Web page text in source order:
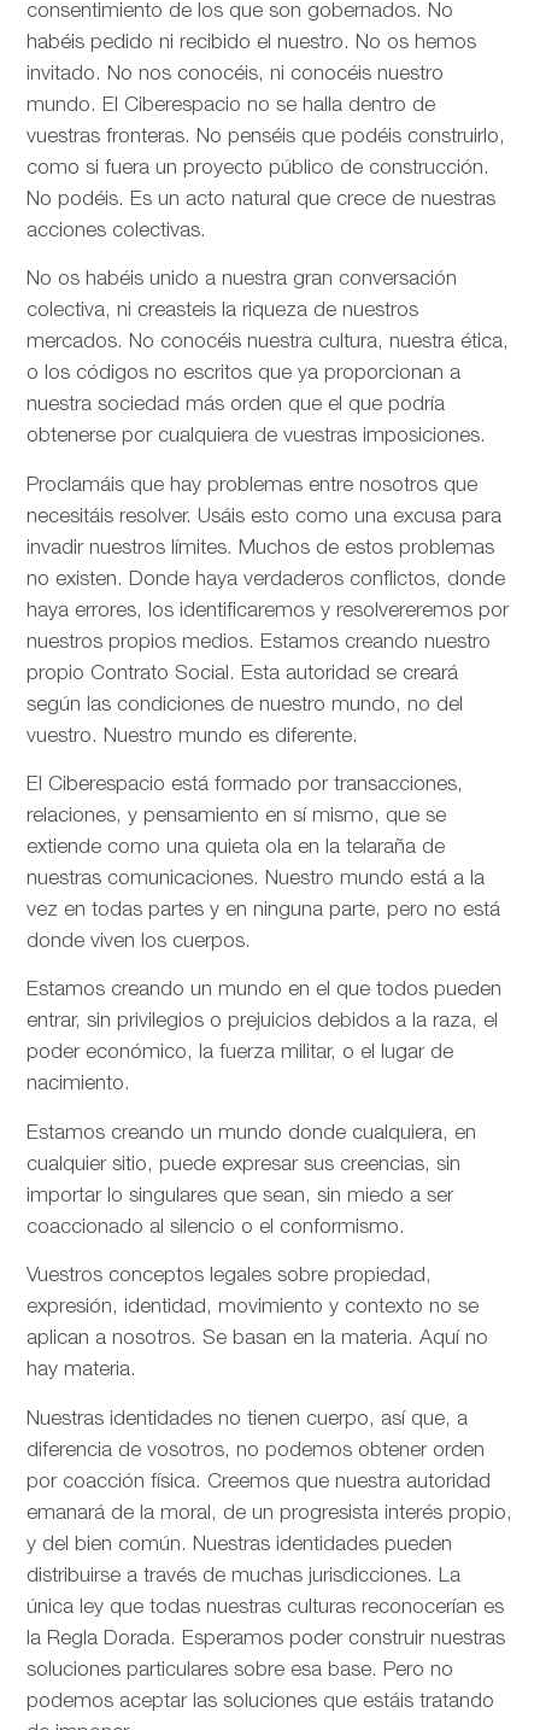
consentimiento de los que son gobernados. No
habéis pedido ni recibido el nuestro. No os hemos
invitado. No nos conocéis, ni conocéis nuestro
mundo. El Ciberespacio no se halla dentro de
vuestras fronteras. No penséis que podéis construirlo,
como si fuera un proyecto público de construcción.
No podéis. Es un acto natural que crece de nuestras
acciones colectivas.
No os habéis unido a nuestra gran conversación
colectiva, ni creasteis la riqueza de nuestros
mercados. No conocéis nuestra cultura, nuestra ética,
o los códigos no escritos que ya proporcionan a
nuestra sociedad más orden que el que podría
obtenerse por cualquiera de vuestras imposiciones.
Proclamáis que hay problemas entre nosotros que
necesitáis resolver. Usáis esto como una excusa para
invadir nuestros límites. Muchos de estos problemas
no existen. Donde haya verdaderos conflictos, donde
haya errores, los identificaremos y resolvereremos por
nuestros propios medios. Estamos creando nuestro
propio Contrato Social. Esta autoridad se creará
según las condiciones de nuestro mundo, no del
vuestro. Nuestro mundo es diferente.
El Ciberespacio está formado por transacciones,
relaciones, y pensamiento en sí mismo, que se
extiende como una quieta ola en la telaraña de
nuestras comunicaciones. Nuestro mundo está a la
vez en todas partes y en ninguna parte, pero no está
donde viven los cuerpos.
Estamos creando un mundo en el que todos pueden
entrar, sin privilegios o prejuicios debidos a la raza, el
poder económico, la fuerza militar, o el lugar de
nacimiento.
Estamos creando un mundo donde cualquiera, en
cualquier sitio, puede expresar sus creencias, sin
importar lo singulares que sean, sin miedo a ser
coaccionado al silencio o el conformismo.
Vuestros conceptos legales sobre propiedad,
expresión, identidad, movimiento y contexto no se
aplican a nosotros. Se basan en la materia. Aquí no
hay materia.
Nuestras identidades no tienen cuerpo, así que, a
diferencia de vosotros, no podemos obtener orden
por coacción física. Creemos que nuestra autoridad
emanará de la moral, de un progresista interés propio,
y del bien común. Nuestras identidades pueden
distribuirse a través de muchas jurisdicciones. La
única ley que todas nuestras culturas reconocerían es
la Regla Dorada. Esperamos poder construir nuestras
soluciones particulares sobre esa base. Pero no
podemos aceptar las soluciones que estáis tratando